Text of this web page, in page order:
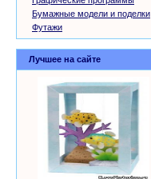
Бумажные модели и поделки
Футажи
Лучшее на сайте